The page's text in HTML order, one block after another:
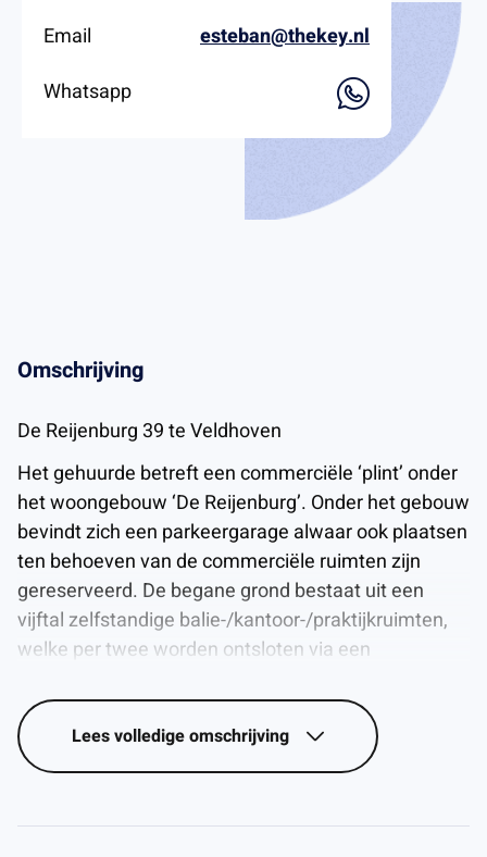
Omschrijving
De Reijenburg 39 te Veldhoven
Het gehuurde betreft een commerciële ‘plint’ onder
het woongebouw ‘De Reijenburg’. Onder het gebouw
bevindt zich een parkeergarage alwaar ook plaatsen
ten behoeven van de commerciële ruimten zijn
gereserveerd. De begane grond bestaat uit een
vijftal zelfstandige balie-/kantoor-/praktijkruimten,
welke per twee worden ontsloten via een
trappenhuis met voor- en achteringang.
Bereikbaarheid
Door de ligging aan de toegangsweg tot het
Leesvolledige omschrijving
Email
esteban@thekey.nl
Whatsapp